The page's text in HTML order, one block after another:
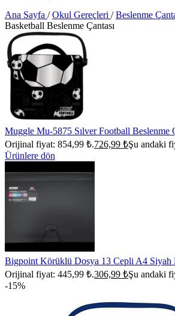
Ana Sayfa / Okul Gereçleri / Beslenme
Basketball Beslenme Çantası
Muggle Mu-5875 Sılver Football Beslenme
Orijinal fiyat: 854,99 ₺.726,99 ₺Şu andaki
Ürünlere dön
Bigpoint Körüklü Dosya 13 Cepli A4 Siyah
Orijinal fiyat: 445,99 ₺.306,99 ₺Şu andaki
-15%